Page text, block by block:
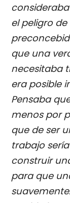
el peligro
que una
necesitaba
era posible
Pensaba
menos por
que de ser
trabajo
construir
para que